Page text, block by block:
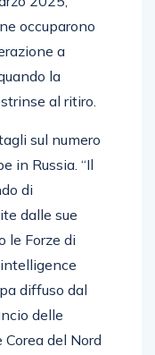
occuparono
a
la
al ritiro.
sul numero
in Russia. “Il
di
dalle sue
le Forze di
diffuso dal
delle
del Nord